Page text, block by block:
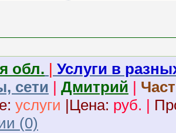
обл. | Услуги в
сети | Дмитрий |
услуги |Цена: руб. |
(0)